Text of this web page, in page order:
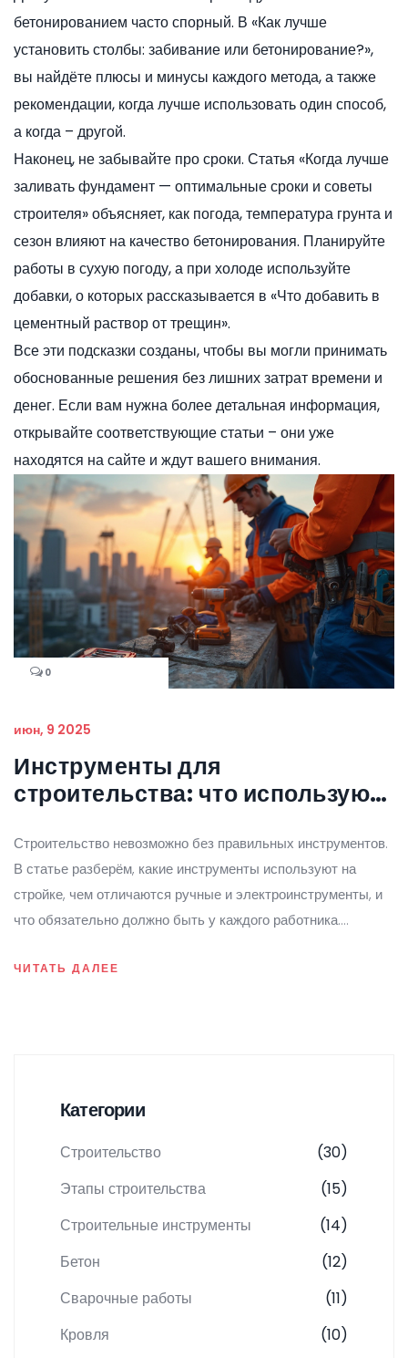
бетонированием часто спорный. В «Как лучше
установить столбы: забивание или бетонирование?»,
вы найдёте плюсы и минусы каждого метода, а также
рекомендации, когда лучше использовать один способ,
а когда – другой.
Наконец, не забывайте про сроки. Статья «Когда лучше
заливать фундамент — оптимальные сроки и советы
строителя» объясняет, как погода, температура грунта и
сезон влияют на качество бетонирования. Планируйте
работы в сухую погоду, а при холоде используйте
добавки, о которых рассказывается в «Что добавить в
цементный раствор от трещин».
Все эти подсказки созданы, чтобы вы могли принимать
обоснованные решения без лишних затрат времени и
денег. Если вам нужна более детальная информация,
открывайте соответствующие статьи – они уже
находятся на сайте и ждут вашего внимания.
0
июн, 9 2025
Инструменты для
строительства: что используют
Строительство невозможно без правильных инструментов.
В статье разберём, какие инструменты используют на
стройке, чем отличаются ручные и электроинструменты, и
что обязательно должно быть у каждого работника.
дадим пару лайфхаков, как сэкономить время и силы. Эта
ЧИТАТЬ ДАЛЕЕ
Категории
Строительство
(30)
Этапы строительства
(15)
Строительные инструменты
(14)
Бетон
(12)
Сварочные работы
(11)
Кровля
(10)